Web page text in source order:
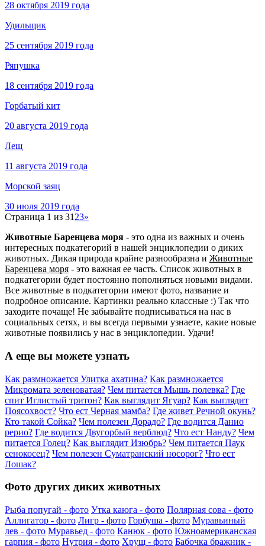
28 октября 2019 года
Удильщик
25 сентября 2019 года
Ряпушка
18 сентября 2019 года
Горбатый кит
20 августа 2019 года
Лещ
11 августа 2019 года
Морской заяц
30 июля 2019 года
Страница 1 из 31 23»
Животные Баренцева моря - это одна из важных и очень
интересных подкатегорий в нашей энциклопедии о диких
животных. Дикая природа крайне разнообразна и Животные
Баренцева моря - это важная ее часть. Список животных в
подкатегории будет постоянно пополняться новыми видами.
Все животные в подкатегории имеют фото, название и
подробное описание. Картинки реально классные :) Так что
заходите почаще! Не забывайте подписываться на нас в
социальных сетях, и вы всегда первыми узнаете, какие новые
животные появились у нас в энциклопедии. Удачи!
А еще вы можете узнать
Как размножается Улитка ахатина? Как размножается
Микромата зеленоватая? Чем питается Мышь полевка? Где
спит Иглистый тритон? Как выглядит Ягуар? Как выглядит
Поясохвост? Что ест Черная мамба? Где живет Речной окунь?
Кто такой Сойка? Чем полезен Дорадо? Где водится Данио
рерио? Где водится Двугорбый верблюд? Что ест Нанду? Чем
питается Голец? Как выглядит Изюбрь? Чем питается Паук
сенокосец? Чем полезен Суматранский носорог? Что ест
Лошак?
Фото других диких животных
Рыба попугай - фото Утка каюга - фото Полярная сова - фото
Аллигатор - фото Лигр - фото Горбуша - фото Муравьиный
лев - фото Муравьед - фото Канюк - фото Южноамериканская
гарпия - фото Нутрия - фото Хрущ - фото Бабочка бражник -